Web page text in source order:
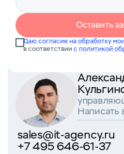
Оставить
Даю согласие на обработку
в соответствиис политикой
Написать
sales@it-agency.ru
+7 495 646-61-37